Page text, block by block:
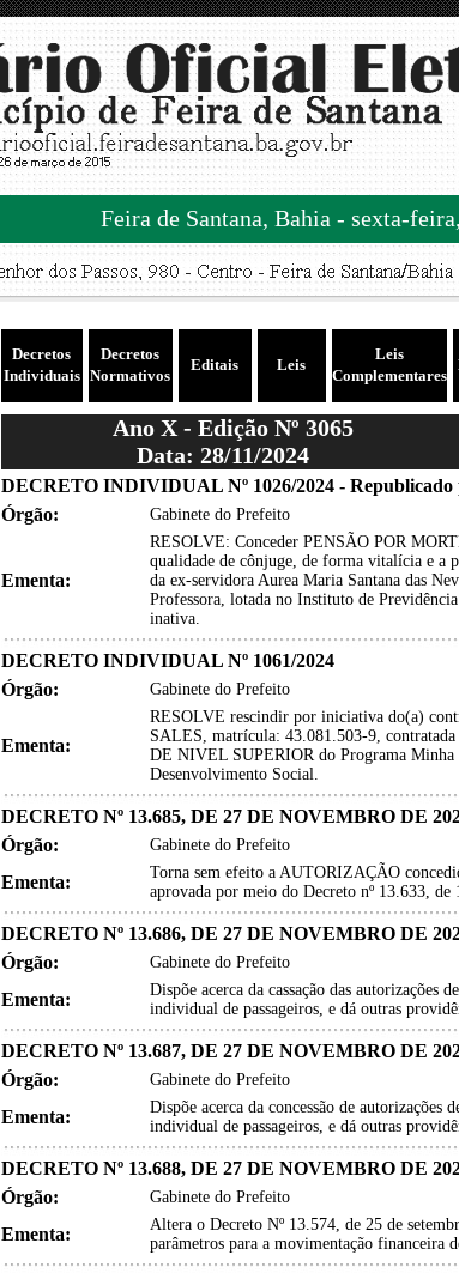
Feira de Santana, Bahia - sexta-
Decretos
Individuais
Decretos
Normativos
Editais Leis
Leis
Complementares
Ano X - Edição Nº 3065
Data: 28/11/2024
DECRETO INDIVIDUAL Nº 1026/2024 - Republicado
Órgão:
Gabinete do Prefeito
Ementa:
RESOLVE: Conceder PENSÃO POR
qualidade de cônjuge, de forma vitalícia e a
da ex-servidora Aurea Maria Santana das
Professora, lotada no Instituto de
inativa.
DECRETO INDIVIDUAL Nº 1061/2024
Órgão:
Gabinete do Prefeito
Ementa:
RESOLVE rescindir por iniciativa do(a)
SALES, matrícula: 43.081.503-9,
DE NIVEL SUPERIOR do Programa Minha
Desenvolvimento Social.
DECRETO Nº 13.685, DE 27 DE NOVEMBRO DE
Órgão:
Gabinete do Prefeito
Ementa:
Torna sem efeito a AUTORIZAÇÃO
aprovada por meio do Decreto nº 13.633, de
DECRETO Nº 13.686, DE 27 DE NOVEMBRO DE
Órgão:
Gabinete do Prefeito
Ementa:
Dispõe acerca da cassação das autorizações
individual de passageiros, e dá outras
DECRETO Nº 13.687, DE 27 DE NOVEMBRO DE
Órgão:
Gabinete do Prefeito
Ementa:
Dispõe acerca da concessão de autorizações
individual de passageiros, e dá outras
DECRETO Nº 13.688, DE 27 DE NOVEMBRO DE
Órgão:
Gabinete do Prefeito
Ementa:
Altera o Decreto Nº 13.574, de 25 de
parâmetros para a movimentação financeira